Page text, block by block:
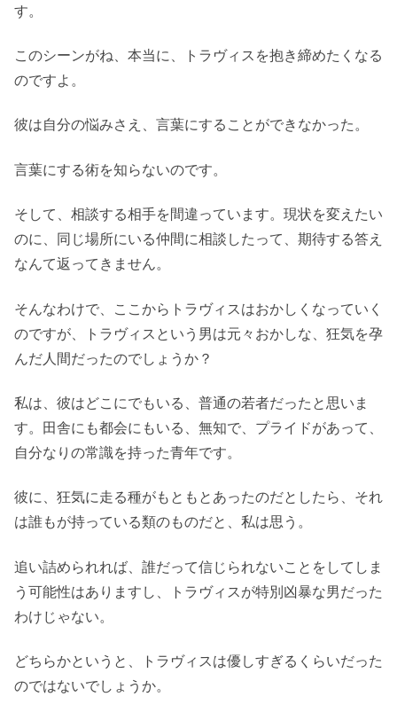
す。
このシーンがね、本当に、トラヴィスを抱き締めたくなる
のですよ。
彼は自分の悩みさえ、言葉にすることができなかった。
言葉にする術を知らないのです。
そして、相談する相手を間違っています。現状を変えたい
のに、同じ場所にいる仲間に相談したって、期待する答え
なんて返ってきません。
そんなわけで、ここからトラヴィスはおかしくなっていく
のですが、トラヴィスという男は元々おかしな、狂気を孕
んだ人間だったのでしょうか？
私は、彼はどこにでもいる、普通の若者だったと思いま
す。田舎にも都会にもいる、無知で、プライドがあって、
自分なりの常識を持った青年です。
彼に、狂気に走る種がもともとあったのだとしたら、それ
は誰もが持っている類のものだと、私は思う。
追い詰められれば、誰だって信じられないことをしてしま
う可能性はありますし、トラヴィスが特別凶暴な男だった
わけじゃない。
どちらかというと、トラヴィスは優しすぎるくらいだった
のではないでしょうか。